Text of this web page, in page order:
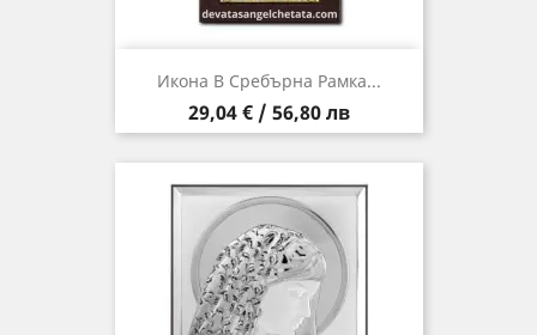
Икона В Сребърна Рамка...
Цена
29,04 € / 56,80 лв